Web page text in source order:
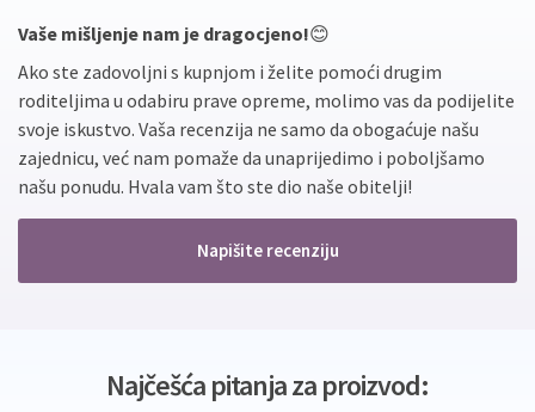
Vaše mišljenje nam je dragocjeno!😊
Ako ste zadovoljni s kupnjom i želite pomoći drugim
roditeljima u odabiru prave opreme, molimo vas da podijelite
svoje iskustvo. Vaša recenzija ne samo da obogaćuje našu
zajednicu, već nam pomaže da unaprijedimo i poboljšamo
našu ponudu. Hvala vam što ste dio naše obitelji!
Napišite recenziju
Najčešća pitanja za proizvod: